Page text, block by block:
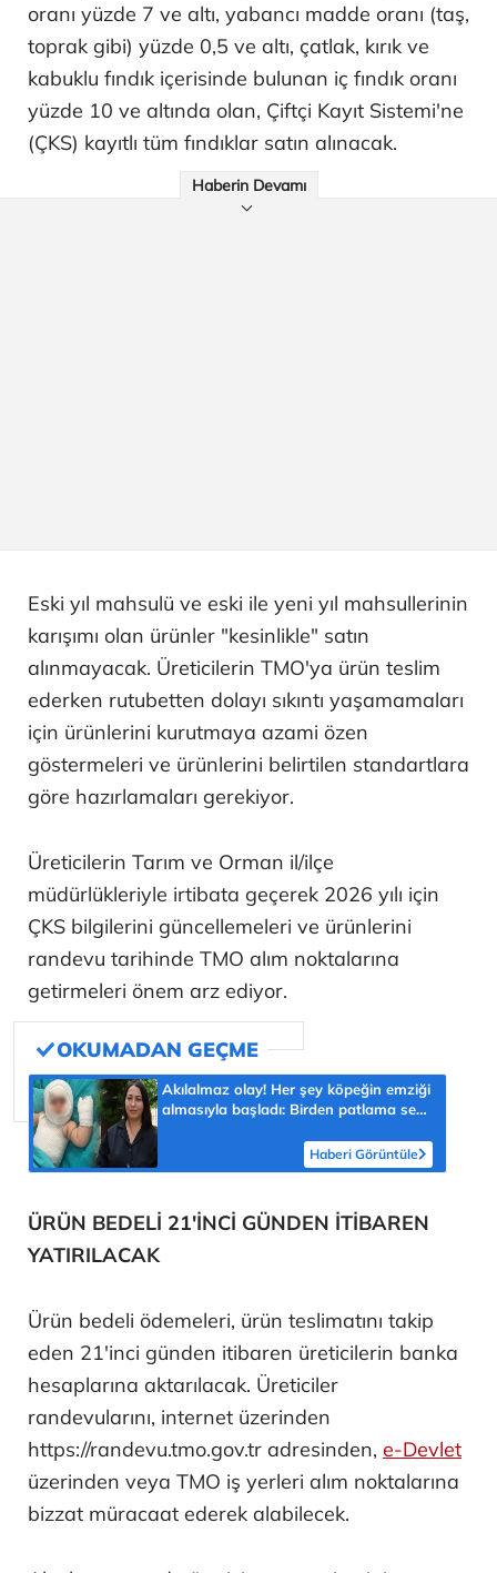
oranı yüzde 7 ve altı, yabancı madde oranı (taş,
toprak gibi) yüzde 0,5 ve altı, çatlak, kırık ve
kabuklu fındık içerisinde bulunan iç fındık oranı
yüzde 10 ve altında olan, Çiftçi Kayıt Sistemi'ne
(ÇKS) kayıtlı tüm fındıklar satın alınacak.
Haberin Devamı
Eski yıl mahsulü ve eski ile yeni yıl mahsullerinin
karışımı olan ürünler "kesinlikle" satın
alınmayacak. Üreticilerin TMO'ya ürün teslim
ederken rutubetten dolayı sıkıntı yaşamamaları
için ürünlerini kurutmaya azami özen
göstermeleri ve ürünlerini belirtilen standartlara
göre hazırlamaları gerekiyor.
Üreticilerin Tarım ve Orman il/ilçe
müdürlükleriyle irtibata geçerek 2026 yılı için
ÇKS bilgilerini güncellemeleri ve ürünlerini
randevu tarihinde TMO alım noktalarına
getirmeleri önem arz ediyor.
Akılalmaz olay! Her şey köpeğin emziği
almasıyla başladı: Birden patlama sesi
Haberi Görüntüle
ÜRÜN BEDELİ 21'İNCİ GÜNDEN İTİBAREN
YATIRILACAK
Ürün bedeli ödemeleri, ürün teslimatını takip
eden 21'inci günden itibaren üreticilerin banka
hesaplarına aktarılacak. Üreticiler
randevularını, internet üzerinden
https://randevu.tmo.gov.tr adresinden, e-Devlet
üzerinden veya TMO iş yerleri alım noktalarına
bizzat müracaat ederek alabilecek.